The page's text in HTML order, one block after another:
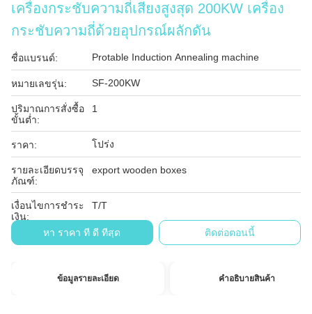
เครื่องกระชับความถี่เสียงสูงสุด 200KW เครื่อง
กระชับความถี่ด้วยอุปกรณ์ผลักดัน
ชื่อแบรนด์: Protable Induction Annealing machine
หมายเลขรุ่น: SF-200KW
ปริมาณการสั่งซื้อ
ขั้นต่ำ:
1
ราคา: โปร่ง
รายละเอียดบรรจุ
ภัณฑ์:
export wooden boxes
เงื่อนไขการชำระ
เงิน:
T/T
หา ราคา ที่ ดี ที่สุด ติดต่อตอนนี้
ข้อมูลรายละเอียด คำอธิบายสินค้า